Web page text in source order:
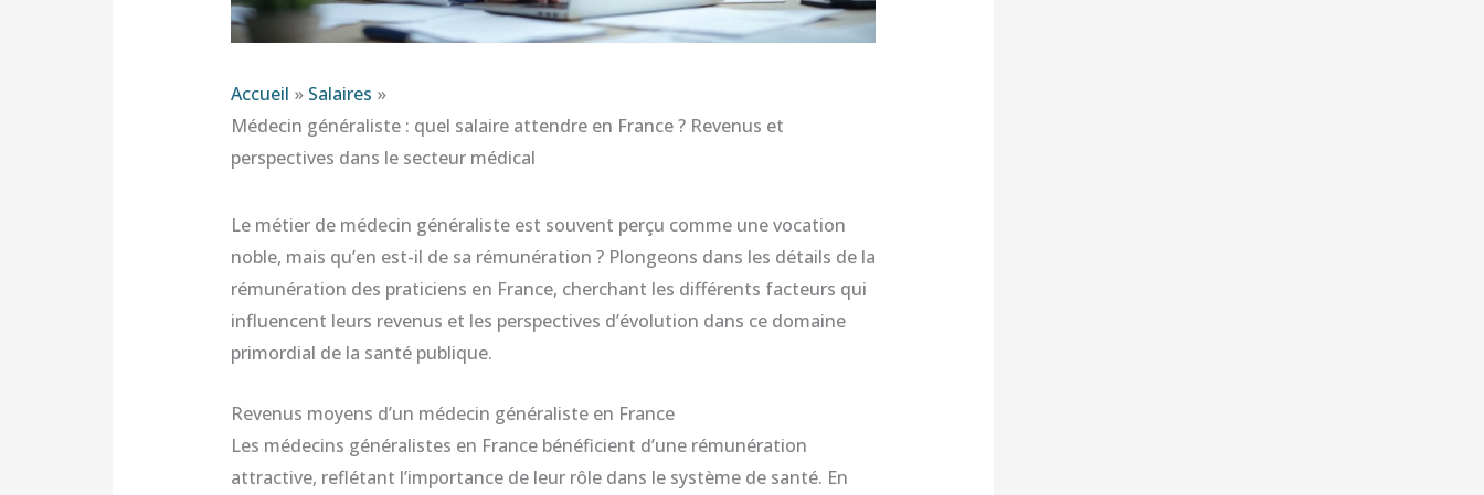
Accueil
Salaires
Médecin généraliste : quel salaire attendre en France ? Revenus et
perspectives dans le secteur médical
Le métier de médecin généraliste est souvent perçu comme une vocation
noble, mais qu’en est-il de sa rémunération ? Plongeons dans les détails de la
rémunération des praticiens en France, cherchant les différents facteurs qui
influencent leurs revenus et les perspectives d’évolution dans ce domaine
primordial de la santé publique.
Revenus moyens d’un médecin généraliste en France
Les médecins généralistes en France bénéficient d’une rémunération
attractive, reflétant l’importance de leur rôle dans le système de santé. En